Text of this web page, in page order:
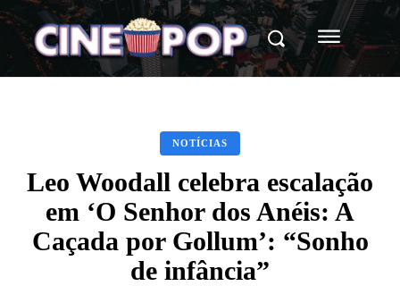
NOTÍCIAS
Leo Woodall celebra escalação
em ‘O Senhor dos Anéis: A
Caçada por Gollum’: “Sonho
de infância”